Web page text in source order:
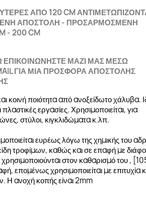
ΑΠΟ 120 CM
ΑΠΟΣΤΟΛΗ - ΠΡΟΣΑΡΜΟΣΜΕΝΗ
- 200 CM
ΜΑΖΙ ΜΑΣ ΜΕΣΩ
ΓΙΑ ΜΙΑ ΠΡΟΣΦΟΡΑ ΑΠΟΣΤΟΛΗΣ
κοινή ποιότητα από ανοξείδωτο χάλυβα.
εργασίες. Χρησιμοποιείται, για
στύλοι, κιγκλιδώματα κ.λπ.
ευρέως λόγω της χημικής του
τροφίμων, καθώς και σε επαφή με
στον καθαρισμό του ,
επομένως χρησιμοποιείται με επιτυχία
Η ανοχή κοπής είναι 2mm